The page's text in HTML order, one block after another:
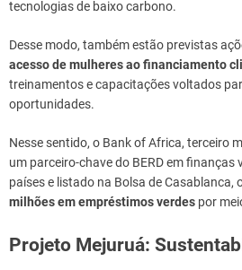
tecnologias de baixo carbono.
Desse modo, também estão previstas
acesso de mulheres ao financiamento
treinamentos e capacitações voltados
oportunidades.
Nesse sentido, o Bank of Africa, terceiro
um parceiro-chave do BERD em finanças
países e listado na Bolsa de Casablanca,
milhões em empréstimos verdes por
Projeto Mejuruá: